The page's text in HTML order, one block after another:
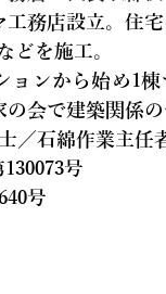
務店設立。住
どを施工。
ョンから始め1
会で建築関係
／石綿作業主任
号
号